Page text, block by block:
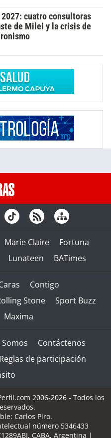
2027: cuatro consultoras
de Milei y la crisis de
Marie Claire
Fortuna
Lunateen BATimes
Contigo
Stone
Sport Buzz
Maxima
Contáctenos
Reglas de participación
2006-2026 - Todos los
Carlos Piro.
número 5346433
, CABA, Argentina |